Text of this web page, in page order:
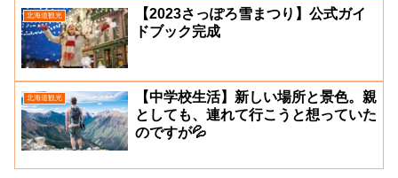
北海道観光
【2023さっぽろ雪まつり】公式ガイ
ドブック完成
北海道観光
【中学校生活】新しい場所と景色。親
としても、連れて行こうと想っていた
のですが💦